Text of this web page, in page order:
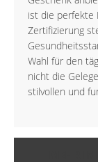
ist die perfekte
Zertifizierung
Wahl für den
nicht die
stilvollen und